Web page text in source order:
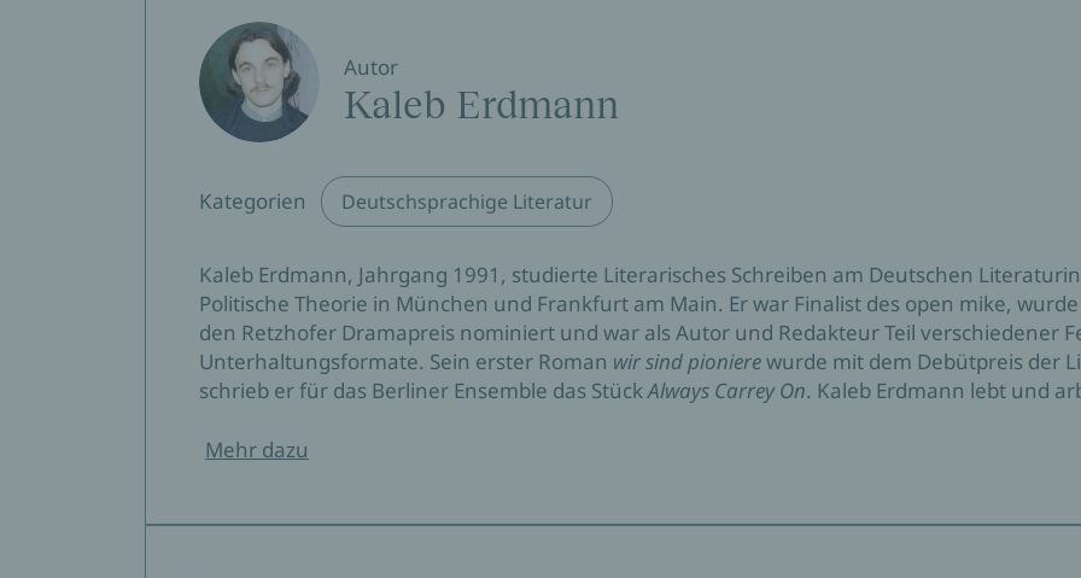
Autor
Kaleb Erdmann
Kategorien Deutschsprachige Literatur
Kaleb Erdmann, Jahrgang 1991, studierte Literarisches Schreiben am Deutschen
Politische Theorie in München und Frankfurt am Main. Er war Finalist des open mike,
den Retzhofer Dramapreis nominiert und war als Autor und Redakteur Teil verschiedener
Unterhaltungsformate. Sein erster Roman wir sind pionierewurde mit dem Debütpreis der
schrieb er für das Berliner Ensemble das StückAlways Carrey On. Kaleb Erdmann lebt und
Mehr dazu